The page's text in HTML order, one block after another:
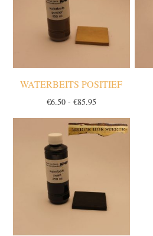
WATERBEITS POSITIEF
€6.50 - €85.95Prijsklasse:
tot